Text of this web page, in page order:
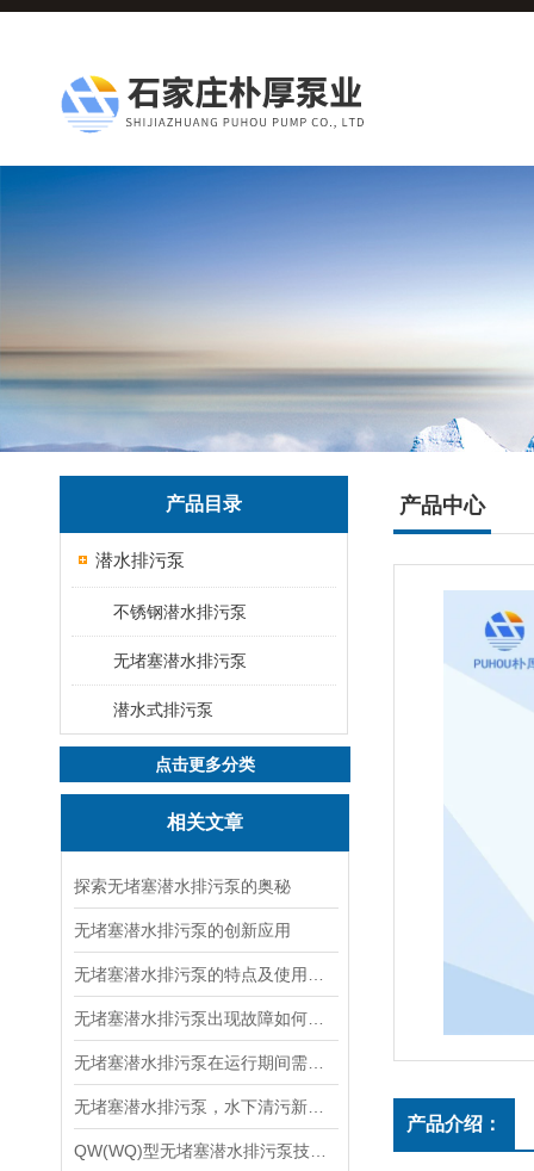
产品目录
潜水排污泵
不锈钢潜水排污泵
无堵塞潜水排污泵
潜水式排污泵
点击更多分类
相关文章
探索无堵塞潜水排污泵的奥秘
无堵塞潜水排污泵的创新应用
产品中心
产品介绍：